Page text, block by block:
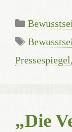
Categories
Tags
Pressespiegel,
„Die